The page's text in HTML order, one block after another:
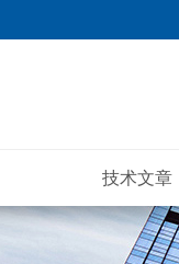
技术文章